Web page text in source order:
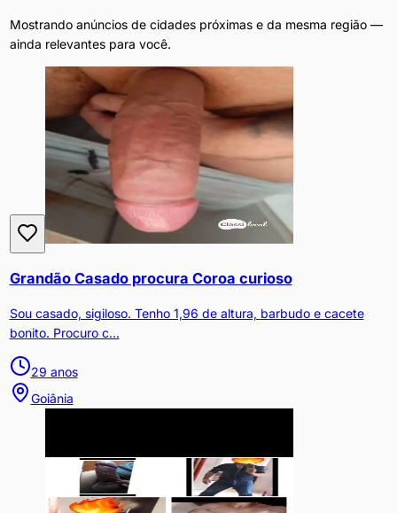
Mostrando anúncios de cidades próximas e da mesma região —
ainda relevantes para você.
Grandão Casado procura Coroa curioso
Sou casado, sigiloso. Tenho 1,96 de altura, barbudo e cacete
bonito. Procuro c...
29 anos
Goiânia